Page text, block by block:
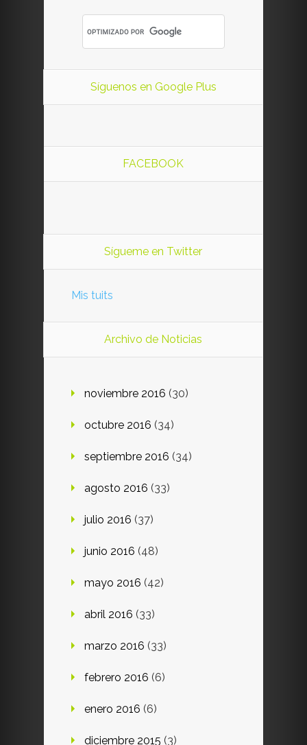
Síguenos en Google Plus
FACEBOOK
Sígueme en Twitter
Mis tuits
Archivo de Noticias
noviembre 2016 (30)
octubre 2016 (34)
septiembre 2016 (34)
agosto 2016 (33)
julio 2016 (37)
junio 2016 (48)
mayo 2016 (42)
abril 2016 (33)
marzo 2016 (33)
febrero 2016 (6)
enero 2016 (6)
diciembre 2015 (3)